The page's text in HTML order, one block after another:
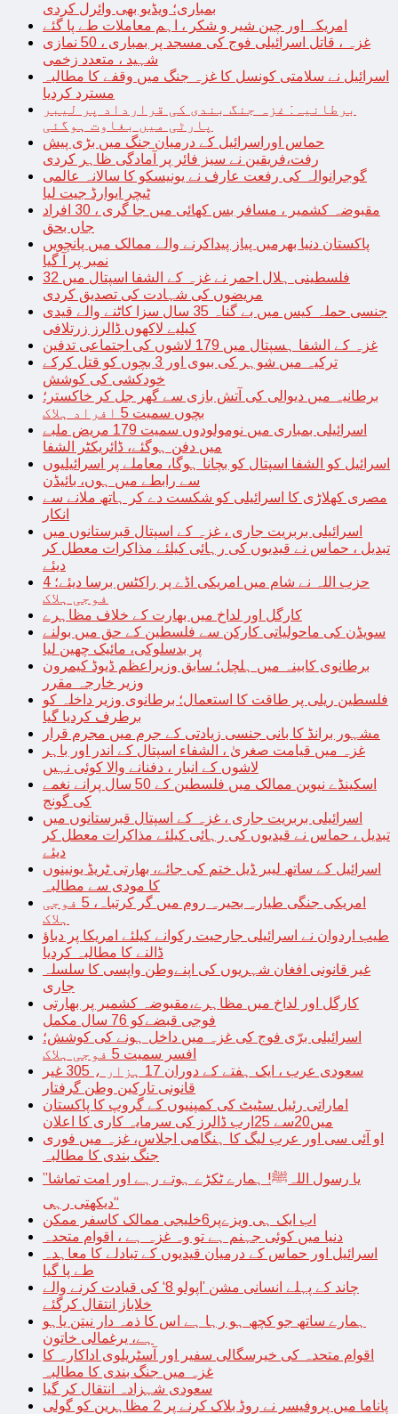
بمباری؛ ویڈیو بھی وائرل کردی
امریکہ اور چین شیر و شکر ، اہم معاملات طے پا گئے
غزہ ، قاتل اسرائیلی فوج کی مسجد پر بمباری ، 50 نمازی
شہید ، متعدد زخمی
اسرائیل نے سلامتی کونسل کا غزہ جنگ میں وقفے کا مطالبہ
مسترد کردیا
برطانیہ: غزہ جنگ بندی کی قرارداد پر لیبر
پارٹی میں بغاوت ہوگئی
حماس اوراسرائیل کے درمیان جنگ میں بڑی پیش
رفت،فریقین نے سیز فائر پر آمادگی ظاہر کردی
گوجرانوالہ کی رفعت عارف نے یونیسکو کا سالانہ عالمی
ٹیچر ایوارڈ جیت لیا
مقبوضہ کشمیر ، مسافر بس کھائی میں جا گری ، 30 افراد
جاں بحق
پاکستان دنیا بھرمیں پیاز پیداکرنے والے ممالک میں پانچویں
نمبر پر آ گیا
فلسطینی ہلال احمر نے غزہ کے الشفا اسپتال میں 32
مریضوں کی شہادت کی تصدیق کردی
جنسی حملہ کیس میں بے گناہ 35 سال سزا کاٹنے والے قیدی
کیلیے لاکھوں ڈالرز زرتلافی
غزہ کے الشفا ہسپتال میں 179 لاشوں کی اجتماعی تدفین
ترکیہ میں شوہر کی بیوی اور 3 بچوں کو قتل کرکے
خودکشی کی کوشش
برطانیہ میں دیوالی کی آتش بازی سے گھر جل کر خاکستر؛
بچوں سمیت 5 افراد ہلاک
اسرائیلی بمباری میں نومولودوں سمیت 179 مریض ملبے
میں دفن ہوگئے، ڈائریکٹر الشفا
اسرائیل کو الشفا اسپتال کو بچانا ہوگا، معاملے پر اسرائیلیوں
سے رابطے میں ہوں، بائیڈن
مصری کھلاڑی کا اسرائیلی کو شکست دے کر ہاتھ ملانے سے
انکار
اسرائیلی بربریت جاری ، غزہ کے اسپتال قبرستانوں میں
تبدیل ، حماس نے قیدیوں کی رہائی کیلئے مذاکرات معطل کر
دیئے
حزب اللہ نے شام میں امریکی اڈے پر راکٹس برسا دیئے؛ 4
فوجی ہلاک
کارگل اور لداخ میں بھارت کے خلاف مظاہرے
سویڈن کی ماحولیاتی کارکن سے فلسطین کے حق میں بولنے
پر بدسلوکی، مائیک چھین لیا
برطانوی کابینہ میں ہلچل؛ سابق وزیراعظم ڈیوڈ کیمرون
وزیر خارجہ مقرر
فلسطین ریلی پر طاقت کا استعمال؛ برطانوی وزیر داخلہ کو
برطرف کردیا گیا
مشہور برانڈ کا بانی جنسی زیادتی کے جرم میں مجرم قرار
غزہ میں قیامت صغریٰ ، الشفاء اسپتال کے اندر اور باہر
لاشوں کے انبار ، دفنانے والا کوئی نہیں
اسکینڈے نیوین ممالک میں فلسطین کے 50 سال پرانے نغمے
کی گونج
اسرائیلی بربریت جاری ، غزہ کے اسپتال قبرستانوں میں
تبدیل ، حماس نے قیدیوں کی رہائی کیلئے مذاکرات معطل کر
دیئے
اسرائیل کے ساتھ لیبر ڈیل ختم کی جائے، بھارتی ٹریڈ یونینوں
کا مودی سے مطالبہ
امریکی جنگی طیارہ بحیرہ روم میں گر کرتباہ، 5 فوجی
ہلاک
طیب اردوان نے اسرائیلی جارحیت رکوانے کیلئے امریکا پر دباؤ
ڈالنے کا مطالبہ کردیا
غیر قانونی افغان شہریوں کی اپنےوطن واپسی کا سلسلہ
جاری
کارگل اور لداخ میں مظاہرے،مقبوضہ کشمیر پر بھارتی
فوجی قبضےکو 76 سال مکمل
اسرائیلی برّی فوج کی غزہ میں داخل ہونے کی کوشش؛
افسر سمیت 5 فوجی ہلاک
سعودی عرب ، ایک ہفتے کے دوران 17 ہزار ، 305 غیر
قانونی تارکین وطن گرفتار
اماراتی رئیل سٹیٹ کی کمپنیوں کے گروپ کا پاکستان
میں20سے 25ارب ڈالرز کی سرمایہ کاری کا اعلان
او آئی سی اور عرب لیگ کا ہنگامی اجلاس، غزہ میں فوری
جنگ بندی کا مطالبہ
’’یا رسول اللہﷺ! ہمارے ٹکڑے ہوتے رہے اور امت تماشا
دیکھتی رہی‘‘
اب ایک ہی ویزےپر6خلیجی ممالک کاسفر ممکن
دنیا میں کوئی جہنم ہے تو وہ غزہ ہے ، اقوام متحدہ
اسرائیل اور حماس کے درمیان قیدیوں کے تبادلے کا معاہدہ
طے پا گیا
چاند کے پہلے انسانی مشن ’اپولو 8‘ کی قیادت کرنے والے
خلاباز انتقال کرگئے
ہمارے ساتھ جو کچھ ہو رہا ہے اس کا ذمہ دار نیتن یاہو
ہے، یرغمالی خاتون
اقوام متحدہ کی خیرسگالی سفیر اور آسٹریلوی اداکارہ کا
غزہ میں جنگ بندی کا مطالبہ
سعودی شہزادہ انتقال کر گیا
پاناما میں پروفیسر نے روڈ بلاک کرنے پر 2 مظاہرین کو گولی